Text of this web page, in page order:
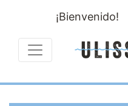
¡Bienvenido!